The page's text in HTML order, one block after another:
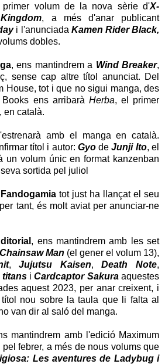
volum de la nova sèrie d'X-
, a més d'anar publicant
i l'anunciada Kamen Rider Black,
dobles.
, ens mantindrem a Wind Breaker,
sense cap altre títol anunciat. Del
House, tot i que no sigui manga, des
ens arribarà Herba, el primer
en català.
amb el manga en català.
títol i autor: GyodeJunji Ito, el
un volum únic en format kanzenban
sortida pel juliol
Fandogamia tot just ha llançat el seu
tant, és molt aviat per anunciar-ne
, ens mantindrem amb les set
Chainsaw Man (el gener el volum 13),
,Jujutsu Kaisen,Death Note,
titansiCardcaptor Sakuraaquestes
aquest 2023, per anar creixent, i
nou sobre la taula que li falta al
van dir al saló del manga.
mantindrem amb l'edició Maximum
febrer, a més de nous volums que
Les aventures de Ladybug i